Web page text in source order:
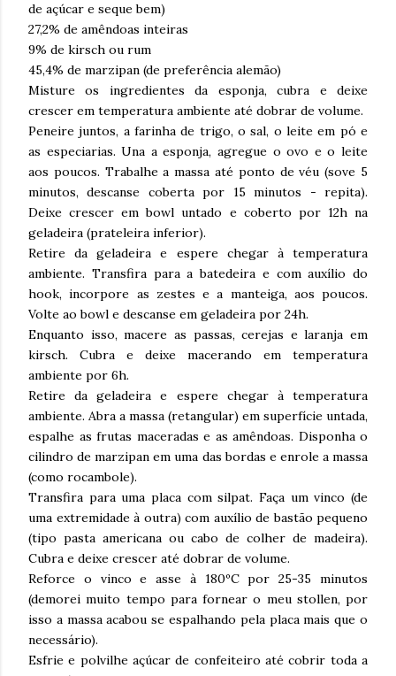
de açúcar e seque bem)
27,2% de amêndoas inteiras
9% de kirsch ou rum
45,4% de marzipan (de preferência alemão)
Misture os ingredientes da esponja, cubra e deixe
crescer em temperatura ambiente até dobrar de volume.
Peneire juntos, a farinha de trigo, o sal, o leite em pó e
as especiarias. Una a esponja, agregue o ovo e o leite
aos poucos. Trabalhe a massa até ponto de véu (sove 5
minutos, descanse coberta por 15 minutos - repita).
Deixe crescer em bowl untado e coberto por 12h na
geladeira (prateleira inferior).
Retire da geladeira e espere chegar à temperatura
ambiente. Transfira para a batedeira e com auxílio do
hook, incorpore as zestes e a manteiga, aos poucos.
Volte ao bowl e descanse em geladeira por 24h.
Enquanto isso, macere as passas, cerejas e laranja em
kirsch. Cubra e deixe macerando em temperatura
ambiente por 6h.
Retire da geladeira e espere chegar à temperatura
ambiente. Abra a massa (retangular) em superfície untada,
espalhe as frutas maceradas e as amêndoas. Disponha o
cilindro de marzipan em uma das bordas e enrole a massa
(como rocambole).
Transfira para uma placa com silpat. Faça um vinco (de
uma extremidade à outra) com auxílio de bastão pequeno
(tipo pasta americana ou cabo de colher de madeira).
Cubra e deixe crescer até dobrar de volume.
Reforce o vinco e asse à 180ºC por 25-35 minutos
(demorei muito tempo para fornear o meu stollen, por
isso a massa acabou se espalhando pela placa mais que o
necessário).
Esfrie e polvilhe açúcar de confeiteiro até cobrir toda a